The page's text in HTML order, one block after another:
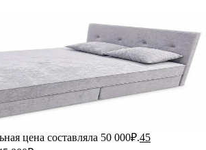
цена составляла 50 000₽.45